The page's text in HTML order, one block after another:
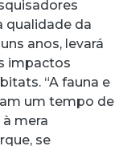
qualidade da
anos, levará
impactos
“A fauna e
um tempo de
mera
se